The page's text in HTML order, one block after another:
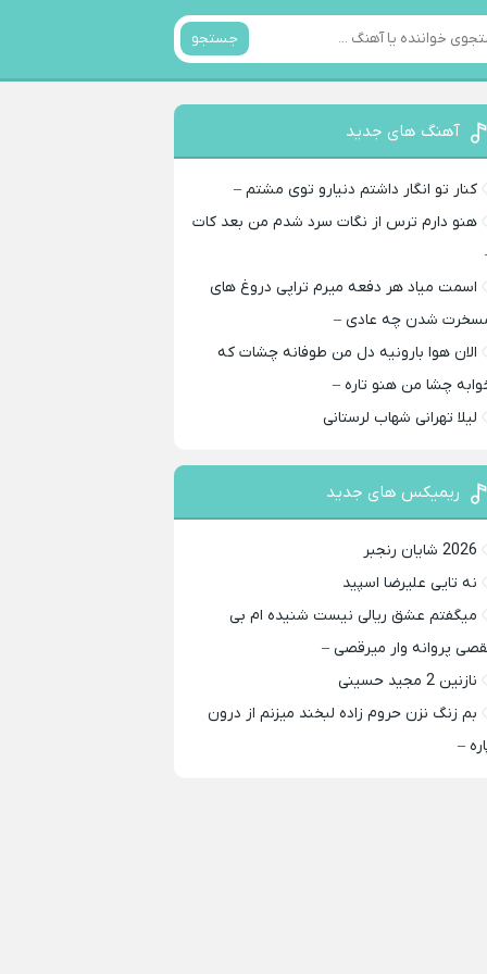
جستجو
آهنگ های جدید
کنار تو انگار داشتم دنیارو توی مشتم –
هنو دارم ترس از نگات سرد شدم من بعد کات
اسمت میاد هر دفعه میرم تراپی دروغ‌ های
شدن چه عادی –
الان هوا بارونیه دل من طوفانه چشات که
چشا من هنو تاره –
لیلا تهرانی شهاب لرستانی
ریمیکس های جدید
2026 شایان رنجبر
نه تایی علیرضا اسپید
میگفتم عشق ریالی نیست شنیده ام بی
پروانه وار میرقصی –
نازنین 2 مجید حسینی
بم زنگ نزن حروم زاده لبخند میزنم از درون
–